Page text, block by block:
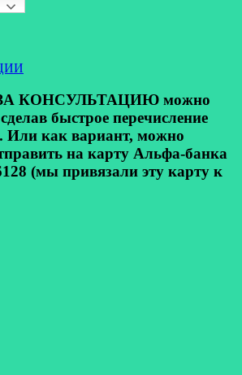
ЗА КОНСУЛЬТАЦИЮ можно
быстрое перечисление
как вариант, можно
на карту Альфа-банка
(мы привязали эту карту к